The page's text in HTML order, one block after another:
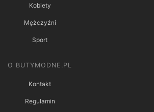
Kobiety
Mężczyźni
Sport
O BUTYMODNE.PL
Kontakt
Regulamin